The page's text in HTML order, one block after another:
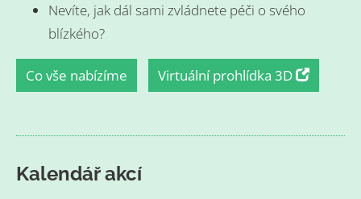
Nevíte, jak dál sami zvládnete péči o svého
blízkého?
Co vše nabízíme Virtuální prohlídka 3D
Kalendář akcí